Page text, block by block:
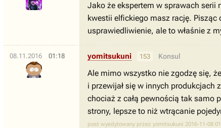
Jako że ekspertem w sprawach serii
kwestii elfickiego masz rację. Pisząc
usprawiedliwienie, ale to właśnie z
08.11.2016 01:18 yomitsukuni 153 Konsul
Ale mimo wszystko nie zgodzę się,
i przewijał się w innych produkcjach
chociaż z całą pewnością tak samo
strony, lepsze to niż wtrącanie
post wyedytowany przez yomitsukuni 2016-11-08